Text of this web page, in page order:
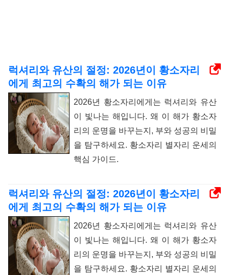
럭셔리와 유산의 절정: 2026년이 황소자리
에게 최고의 수확의 해가 되는 이유
2026년 황소자리에게는 럭셔리와 유산
이 빛나는 해입니다. 왜 이 해가 황소자
리의 운명을 바꾸는지, 부와 성공의 비밀
을 탐구하세요. 황소자리 별자리 운세의
핵심 가이드.
럭셔리와 유산의 절정: 2026년이 황소자리
에게 최고의 수확의 해가 되는 이유
2026년 황소자리에게는 럭셔리와 유산
이 빛나는 해입니다. 왜 이 해가 황소자
리의 운명을 바꾸는지, 부와 성공의 비밀
을 탐구하세요. 황소자리 별자리 운세의